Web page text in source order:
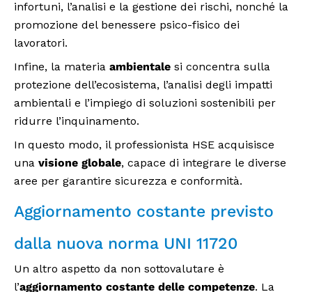
infortuni, l’analisi e la gestione dei rischi, nonché la
promozione del benessere psico-fisico dei
lavoratori.
Infine, la materia ambientale si concentra sulla
protezione dell’ecosistema, l’analisi degli impatti
ambientali e l’impiego di soluzioni sostenibili per
ridurre l’inquinamento.
In questo modo, il professionista HSE acquisisce
una visione globale, capace di integrare le diverse
aree per garantire sicurezza e conformità.
Aggiornamento costante previsto
dalla nuova norma UNI 11720
Un altro aspetto da non sottovalutare è
l’aggiornamento costante delle competenze. La